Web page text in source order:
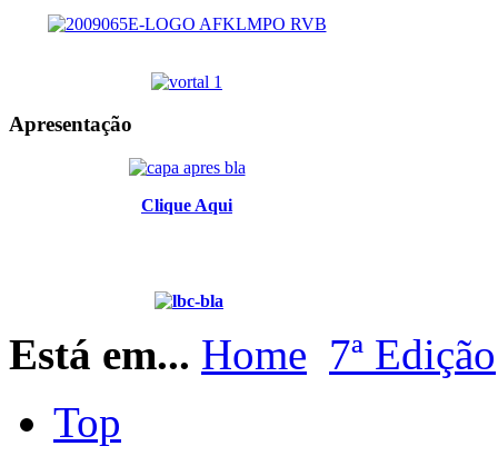
Apresentação
Clique Aqui
Está em... Home 7ª Edição
Top